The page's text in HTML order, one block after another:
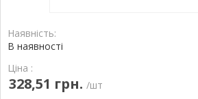
Наявність:
В наявності
Ціна :
328,51 грн. /шт